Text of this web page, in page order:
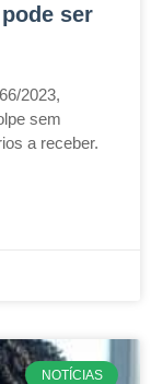
ser
2023,
sem
a receber.
NOTÍCIAS